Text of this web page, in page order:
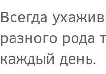
Всегда
разного рода
каждый день.